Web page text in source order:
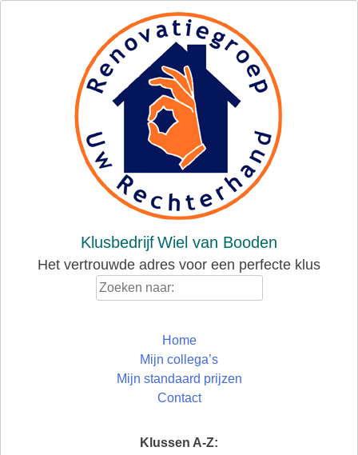
KlusbedrijfWiel van Booden
Het vertrouwde adres voor een perfecte klus
Home
Mijn collega’s
Mijn standaard prijzen
Contact
Klussen A-Z: